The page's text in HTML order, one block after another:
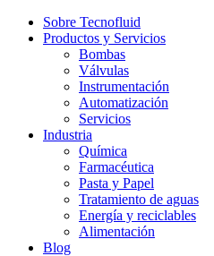
Sobre Tecnofluid
Productos y Servicios
Bombas
Válvulas
Instrumentación
Automatización
Servicios
Industria
Química
Farmacéutica
Pasta y Papel
Tratamiento de aguas
Energía y reciclables
Alimentación
Blog